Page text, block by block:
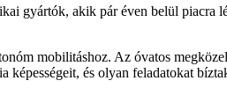
gyártók, akik pár éven belül piacra
mobilitáshoz. Az óvatos
és olyan feladatokat